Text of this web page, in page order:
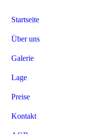
Startseite
Über uns
Galerie
Lage
Preise
Kontakt